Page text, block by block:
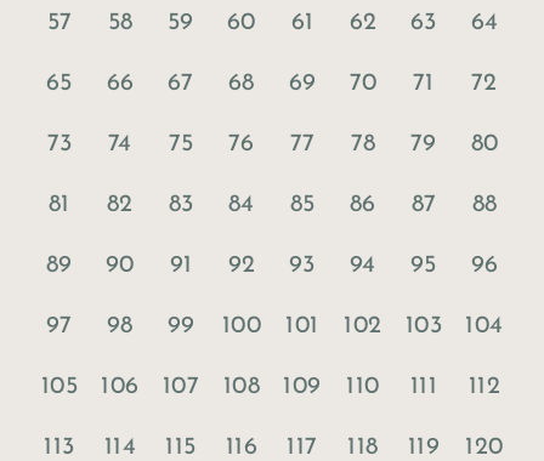
57 58 59 60 61 62 63 64
65 66 67 68 69 70 71 72
73 74 75 76 77 78 79 80
81 82 83 84 85 86 87 88
89 90 91 92 93 94 95 96
97 98 99 100 101 102 103 104
105 106 107 108 109 110 111 112
113 114 115 116 117 118 119 120